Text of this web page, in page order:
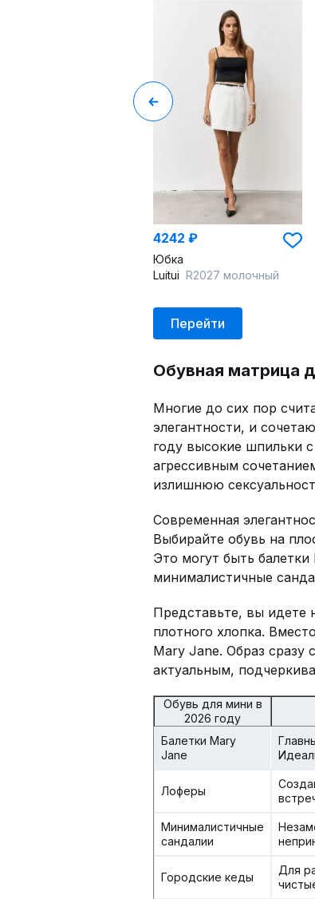
4242 ₽
Юбка
Luitui R2027 молочный
Перейти
Обувная матрица
Многие до сих пор
элегантности, и
году высокие шпильки
агрессивным
излишнюю
Современная
Выбирайте обувь на
Это могут быть
минималистичные
Представьте, вы идете
плотного хлопка.
Mary Jane. Образ сразу
актуальным,
Обувь для мини в
2026 году
Балетки Mary
Jane
Лоферы
Минималистичные
сандалии
Городские кеды
Для